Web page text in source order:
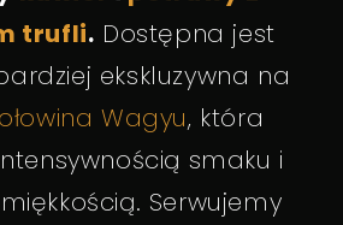
trufli. Dostępna jest
ekskluzywna na
Wagyu, która
smaku i
Serwujemy